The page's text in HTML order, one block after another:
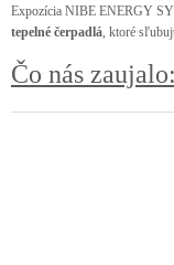
Expozícia NIBE ENERGY
tepelné čerpadlá, ktoré
Čo nás zaujalo: